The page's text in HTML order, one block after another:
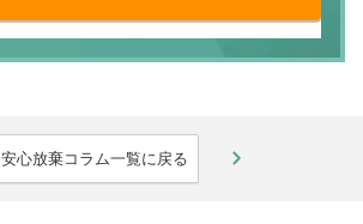
安心放棄コラム一覧に戻る